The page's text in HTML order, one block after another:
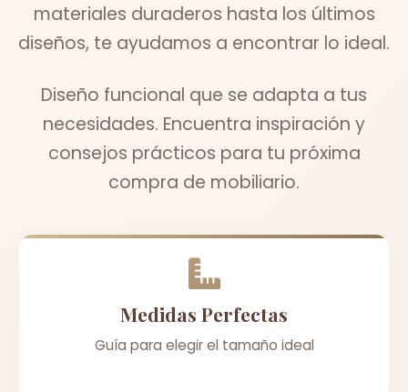
materiales duraderos hasta los últimos
diseños, te ayudamos a encontrar lo ideal.
Diseño funcional que se adapta a tus
necesidades. Encuentra inspiración y
consejos prácticos para tu próxima
compra de mobiliario.
Medidas Perfectas
Guía para elegir el tamaño ideal